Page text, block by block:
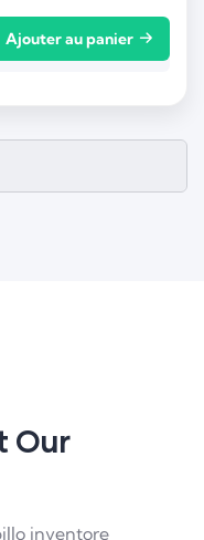
Ajouter au panier
Our
inventore